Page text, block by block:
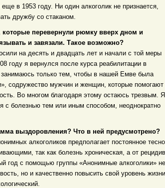
еще в 1953 году. Ни один алкоголик не признается,
дружбу со стаканом.
которые перевернули рюмку вверх дном и
и завязали. Такое возможно?
на десять и двадцать лет и начали с той меры
году я вернулся после курса реабилитации в
занимаюсь только тем, чтобы в нашей Емве была
содружество мужчин и женщин, которые помогают
Во многом благодаря этому остаюсь трезвым. Я
с болезнью тем или иным способом, неоднократно
выздоровления? Что в ней предусмотрено?
алкоголиков предполагает постоянное
так как болезнь хроническая, а от
год с помощью группы «Анонимные алкоголики» не
но и качественно повысить свой уровень